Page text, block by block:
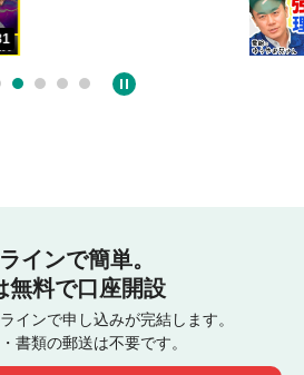
インで簡単。
無料で口座開設
インで申し込みが完結します。
書類の郵送は不要です。